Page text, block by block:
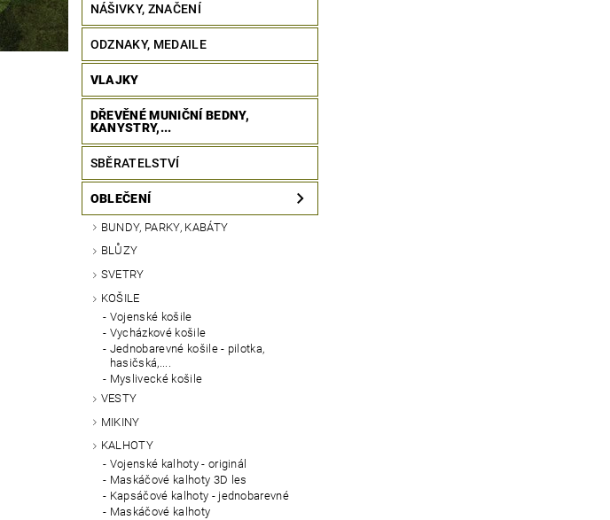
NÁŠIVKY, ZNAČENÍ
ODZNAKY, MEDAILE
VLAJKY
DŘEVĚNÉ MUNIČNÍ BEDNY,
KANYSTRY,...
SBĚRATELSTVÍ
OBLEČENÍ
BUNDY, PARKY, KABÁTY
BLŮZY
SVETRY
KOŠILE
Vojenské košile
Vycházkové košile
Jednobarevné košile - pilotka,
hasičská,....
Myslivecké košile
VESTY
MIKINY
KALHOTY
Vojenské kalhoty - originál
Maskáčové kalhoty 3D les
Kapsáčové kalhoty - jednobarevné
Maskáčové kalhoty